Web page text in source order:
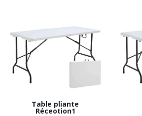
Table pliante
Réceotion1